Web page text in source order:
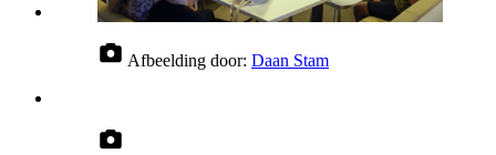
Afbeelding door: Daan Stam